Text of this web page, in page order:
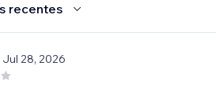
recentes
28, 2026